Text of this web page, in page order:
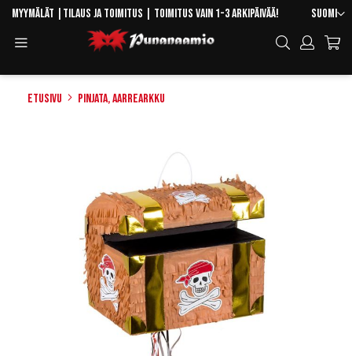
Skip
Content
Kieli
Suomi
Myymälät Tilaus ja toimitus | Toimitus vain 1-3 arkipäivää!
Hae
Etusivu Pinjata, Aarrearkku